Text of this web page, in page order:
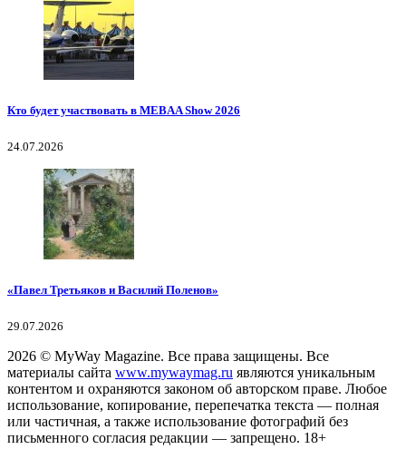
Кто будет участвовать в MEBAA Show 2026
24.07.2026
«Павел Третьяков и Василий Поленов»
29.07.2026
2026 © MyWay Magazine. Все права защищены. Все
материалы сайта www.mywaymag.ru являются уникальным
контентом и охраняются законом об авторском праве. Любое
использование, копирование, перепечатка текста — полная
или частичная, а также использование фотографий без
письменного согласия редакции — запрещено. 18+